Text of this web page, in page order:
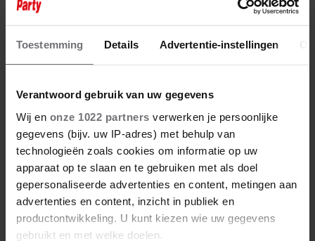
Toestemming Details Advertentie-instellingen
Verantwoord gebruik van uw gegevens
Wij en onze 1022 partners verwerken je persoonlijke
gegevens (bijv. uw IP-adres) met behulp van
technologieën zoals cookies om informatie op uw
apparaat op te slaan en te gebruiken met als doel
gepersonaliseerde advertenties en content, metingen aan
advertenties en content, inzicht in publiek en
productontwikkeling. U kunt kiezen wie uw gegevens
gebruikt en met welke doelen.
6 augustus 2026
GERUCHTEN OVER HUWELIJK
VAN ‘B&B VOL LIEFDE’-FRED
BLIJVEN AANHOUDEN